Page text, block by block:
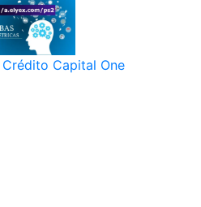
Capital One